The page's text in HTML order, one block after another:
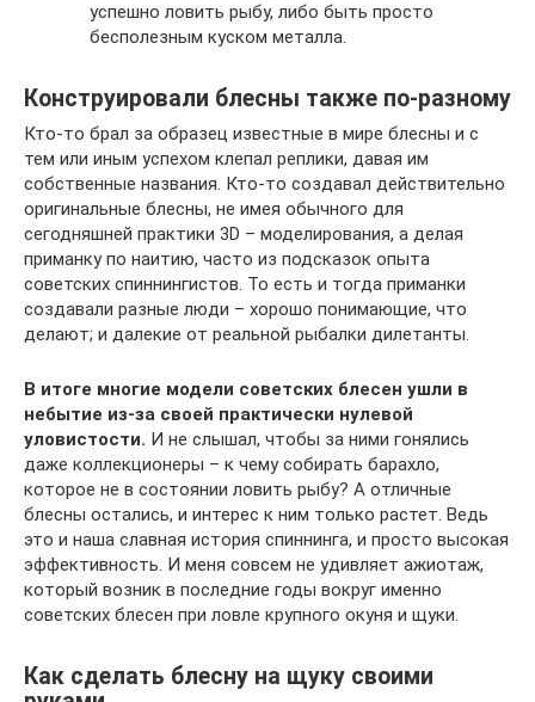
успешно ловить рыбу, либо быть просто
бесполезным куском металла.
Конструировали блесны также по-разному
Кто-то брал за образец известные в мире блесны и с
тем или иным успехом клепал реплики, давая им
собственные названия. Кто-то создавал действительно
оригинальные блесны, не имея обычного для
сегодняшней практики 3D – моделирования, а делая
приманку по наитию, часто из подсказок опыта
советских спиннингистов. То есть и тогда приманки
создавали разные люди – хорошо понимающие, что
делают; и далекие от реальной рыбалки дилетанты.
В итоге многие модели советских блесен ушли в
небытие из-за своей практически нулевой
уловистости. И не слышал, чтобы за ними гонялись
даже коллекционеры – к чему собирать барахло,
которое не в состоянии ловить рыбу? А отличные
блесны остались, и интерес к ним только растет. Ведь
это и наша славная история спиннинга, и просто высокая
эффективность. И меня совсем не удивляет ажиотаж,
который возник в последние годы вокруг именно
советских блесен при ловле крупного окуня и щуки.
Как сделать блесну на щуку своими